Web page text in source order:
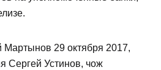
Мартынов 29 октября 2017,
Сергей Устинов, чож